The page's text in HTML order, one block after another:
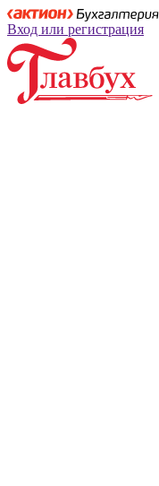
Вход или регистрация